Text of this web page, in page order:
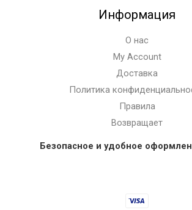
Информация
О нас
My Account
Доставка
Политика
Правила
Возвращает
Безопасное и удобное